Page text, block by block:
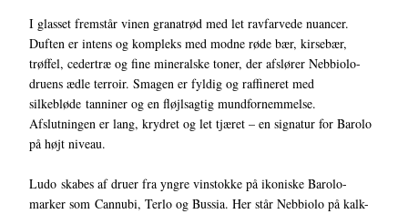
I glasset fremstår vinen granatrød med let ravfarvede nuancer.
Duften er intens og kompleks med modne røde bær, kirsebær,
trøffel, cedertræ og fine mineralske toner, der afslører Nebbiolo-
druens ædle terroir. Smagen er fyldig og raffineret med
silkebløde tanniner og en fløjlsagtig mundfornemmelse.
Afslutningen er lang, krydret og let tjæret – en signatur for Barolo
på højt niveau.
Ludo skabes af druer fra yngre vinstokke på ikoniske Barolo-
marker som Cannubi, Terlo og Bussia. Her står Nebbiolo på kalk-